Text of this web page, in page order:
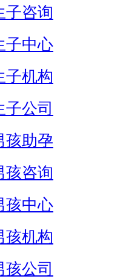
子咨询
子中心
子机构
子公司
孩助孕
孩咨询
孩中心
孩机构
孩公司